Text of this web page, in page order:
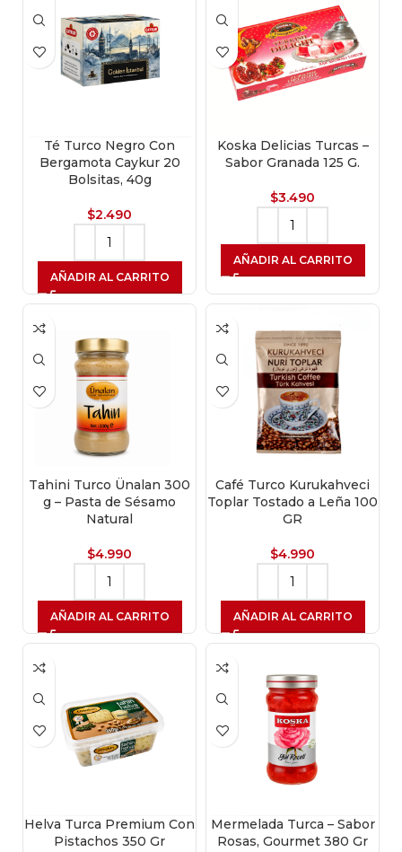
Té Turco Negro Con
Bergamota Caykur 20
Bolsitas, 40g
$2.490
AÑADIR AL CARRITO
Koska Delicias Turcas –
Sabor Granada 125 G.
$3.490
AÑADIR AL CARRITO
Tahini Turco Ünalan 300
g – Pasta de Sésamo
Natural
$4.990
AÑADIR AL CARRITO
Café Turco Kurukahveci
Toplar Tostado a Leña 100
GR
$4.990
AÑADIR AL CARRITO
Helva Turca Premium Con
Pistachos 350 Gr
Mermelada Turca – Sabor
Rosas, Gourmet 380 Gr